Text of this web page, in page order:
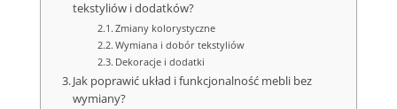
tekstyliów i dodatków?
Zmiany kolorystyczne
Wymiana i dobór tekstyliów
Dekoracje i dodatki
Jak poprawić układ i funkcjonalność mebli bez
wymiany?